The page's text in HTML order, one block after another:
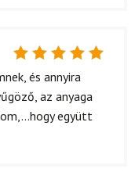
Értékelés:
/ 5
és annyira
az anyaga
együtt